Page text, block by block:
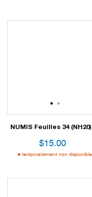
1 2
NUMIS Feuilles 34 (NH20)
$15.00
temporairement non disponible